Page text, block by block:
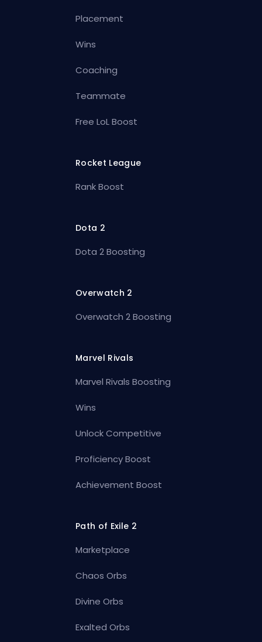
Placement
Wins
Coaching
Teammate
Free LoL Boost
Rocket League
Rank Boost
Dota 2
Dota 2 Boosting
Overwatch 2
Overwatch 2 Boosting
Marvel Rivals
Marvel Rivals Boosting
Wins
Unlock Competitive
Proficiency Boost
Achievement Boost
Path of Exile 2
Marketplace
Chaos Orbs
Divine Orbs
Exalted Orbs